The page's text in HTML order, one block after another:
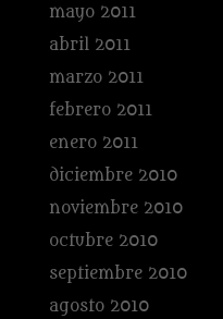
mayo 2011
abril 2011
marzo 2011
febrero 2011
enero 2011
diciembre 2010
noviembre 2010
octubre 2010
septiembre 2010
agosto 2010